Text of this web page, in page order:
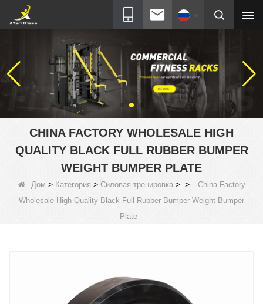
CHINA FACTORY WHOLESALE HIGH
QUALITY BLACK FULL RUBBER BUMPER
WEIGHT BUMPER PLATE
Дом > Категория > Силовая тренировка> >
China Factory
Wholesale High Quality Black Full Rubber Bumper Weight Bumper
Plate